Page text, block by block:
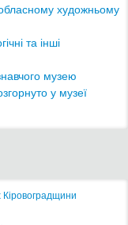
художньому
та інші
музею
у музеї